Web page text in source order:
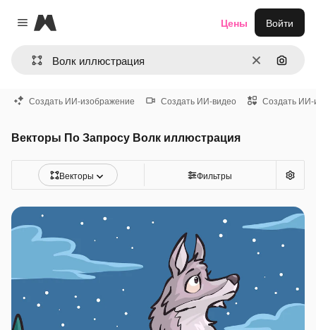
Close menu
Magnific
ОчиститьПоиск
Цены Войти
Создать ИИ-изображение Создать ИИ-видео Создать ИИ-
Векторы По Запросу Волк иллюстрация
Векторы Фильтры